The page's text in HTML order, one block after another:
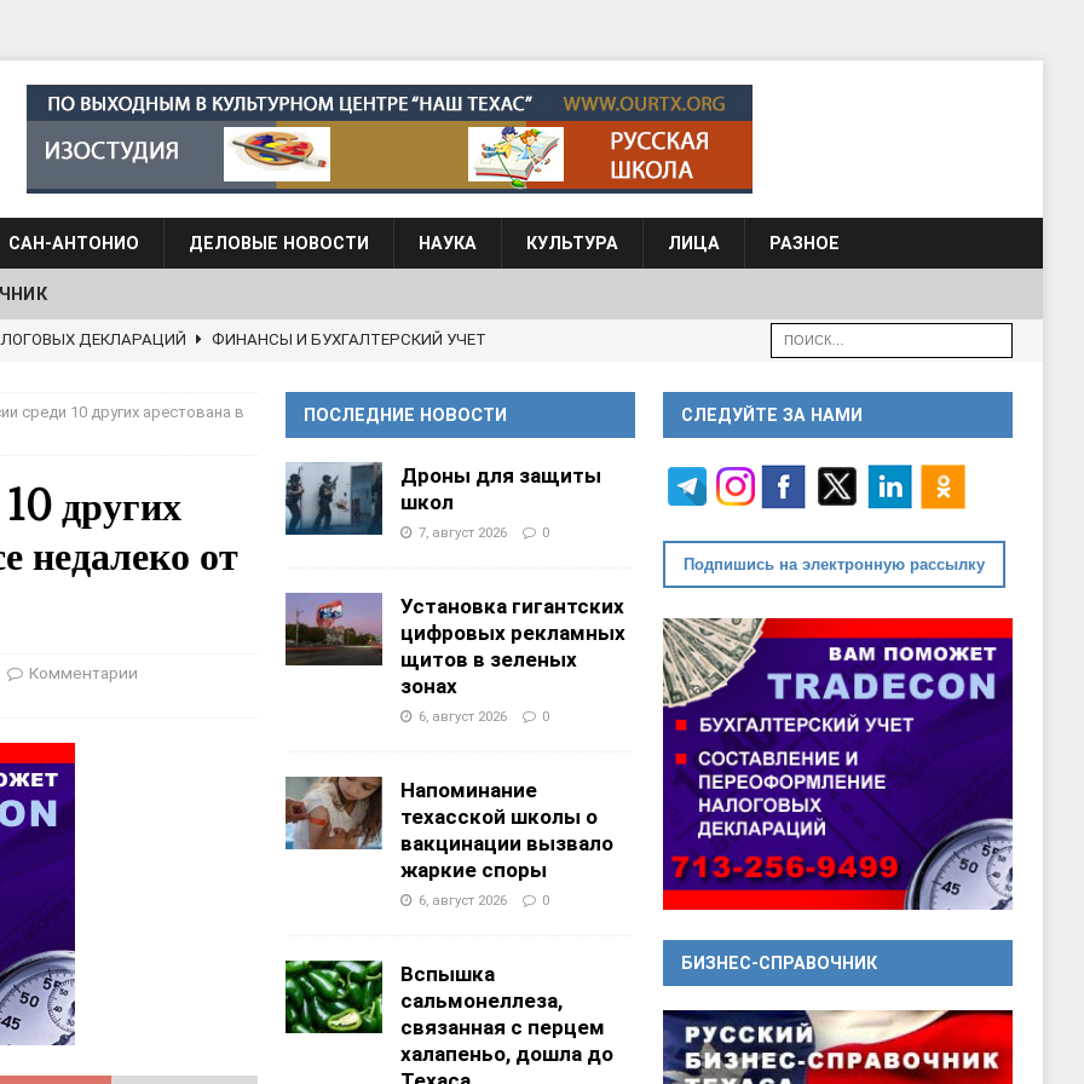
САН-АНТОНИО ДЕЛОВЫЕ НОВОСТИ НАУКА КУЛЬТУРА ЛИЦА РАЗНОЕ
ДЕКЛАРАЦИЙ ФИНАНСЫ И БУХГАЛТЕРСКИЙ УЧЕТ
при культурном центре “Наш Техас” ШКОЛЫ И
среди 10 других арестована в
других
недалеко от
Комментарии
ПОСЛЕДНИЕ НОВОСТИ
Дроны для защиты
школ
7, август 2026 0
Установка гигантских
цифровых рекламных
щитов в зеленых
зонах
6, август 2026 0
Напоминание
техасской школы о
вакцинации вызвало
жаркие споры
6, август 2026 0
Вспышка
сальмонеллеза,
связанная с перцем
халапеньо, дошла до
СЛЕДУЙТЕ ЗА НАМИ
Подпишись на электронную рассылку
БИЗНЕС-СПРАВОЧНИК